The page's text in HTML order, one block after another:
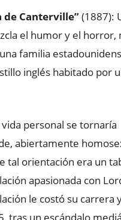
de Canterville”(1887):
el humor y el horror,
familia
inglés habitado por
personal se tornaría
abiertamente
tal orientación era un
apasionada con
le costó su carrera